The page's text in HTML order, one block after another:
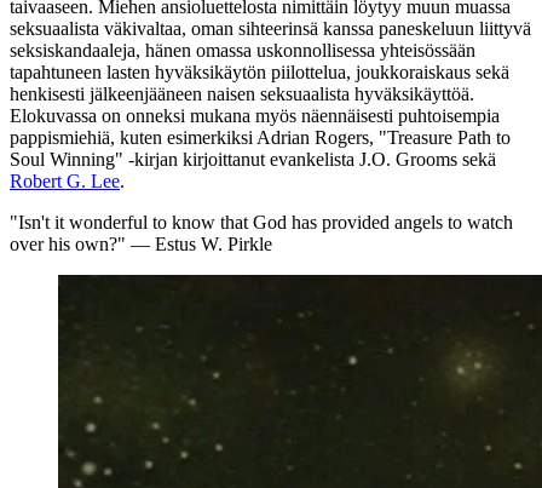
taivaaseen. Miehen ansioluettelosta nimittäin löytyy muun muassa
seksuaalista väkivaltaa, oman sihteerinsä kanssa paneskeluun liittyvä
seksiskandaaleja, hänen omassa uskonnollisessa yhteisössään
tapahtuneen lasten hyväksikäytön piilottelua, joukkoraiskaus sekä
henkisesti jälkeenjääneen naisen seksuaalista hyväksikäyttöä.
Elokuvassa on onneksi mukana myös näennäisesti puhtoisempia
pappismiehiä, kuten esimerkiksi Adrian Rogers, "Treasure Path to
Soul Winning" ‑kirjan kirjoittanut evankelista J.O. Grooms sekä
Robert G. Lee.
"Isn't it wonderful to know that God has provided angels to watch
over his own?" — Estus W. Pirkle